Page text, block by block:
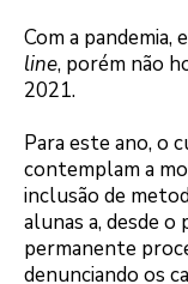
Com a
line, porém não
2021.
Para este ano, o
contemplam a
inclusão de
alunas a, desde
permanente
denunciando os